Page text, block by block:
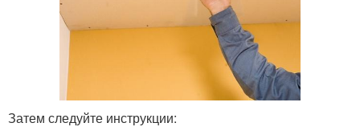
Затем следуйте инструкции: